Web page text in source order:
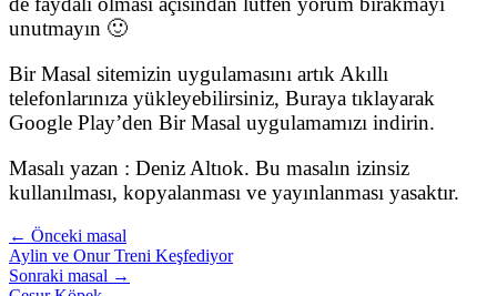
unutmayın 🙂
Bir Masal sitemizin uygulamasını artık Akıllı
telefonlarınıza yükleyebilirsiniz, Buraya tıklayarak
Google Play’den Bir Masal uygulamamızı indirin.
Masalı yazan : Deniz Altıok. Bu masalın izinsiz
kullanılması, kopyalanması ve yayınlanması yasaktır.
← Önceki masal
Aylin ve Onur Treni Keşfediyor
Sonraki masal →